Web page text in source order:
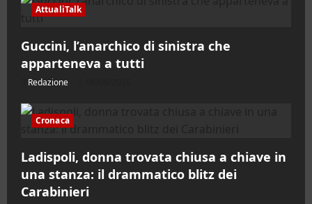
AttualiTalk
Guccini, l’anarchico di sinistra che
apparteneva a tutti
Redazione
Cronaca
Ladispoli, donna trovata chiusa a chiave in
una stanza: il drammatico blitz dei
Carabinieri